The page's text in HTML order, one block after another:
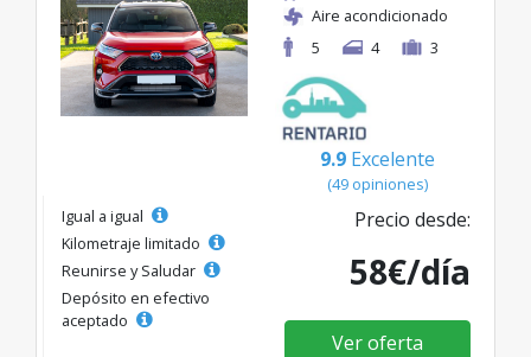
Aire acondicionado
5
4 3
9.9 Excelente
(49 opiniones)
Igual a igual
Kilometraje limitado
Reunirse y Saludar
Depósito en efectivo
aceptado
Precio desde:
58€/día
Ver oferta